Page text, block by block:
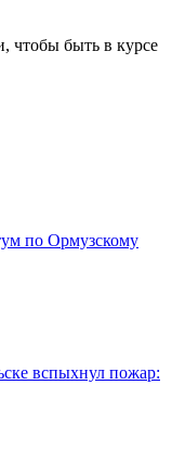
чтобы быть в курсе
по Ормузскому
вспыхнул пожар: